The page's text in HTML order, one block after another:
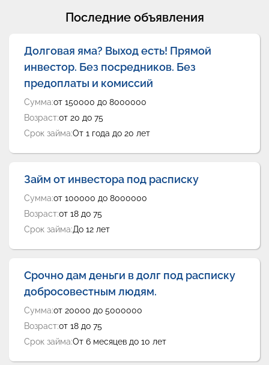
Последние объявления
Долговая яма? Выход есть! Прямой
инвестор. Без посредников. Без
предоплаты и комиссий
Сумма:от 150000 до 8000000
Возраст:от 20 до 75
Срок займа:От 1 года до 20 лет
Займ от инвестора под расписку
Сумма:от 100000 до 8000000
Возраст:от 18 до 75
Срок займа:До 12 лет
Срочно дам деньги в долг под расписку
добросовестным людям.
Сумма:от 20000 до 5000000
Возраст:от 18 до 75
Срок займа:От 6 месяцев до 10 лет